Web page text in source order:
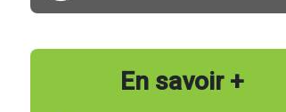
En savoir +